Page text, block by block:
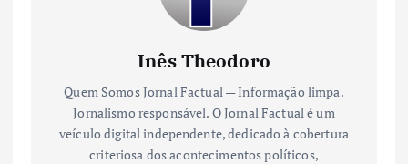
Inês Theodoro
Quem Somos Jornal Factual — Informação limpa.
Jornalismo responsável. O Jornal Factual é um
veículo digital independente, dedicado à cobertura
criteriosa dos acontecimentos políticos,